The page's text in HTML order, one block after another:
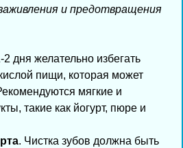
и предотвращения
дня желательно избегать
пищи, которая может
мягкие и
такие как йогурт, пюре и
. Чистка зубов должна быть